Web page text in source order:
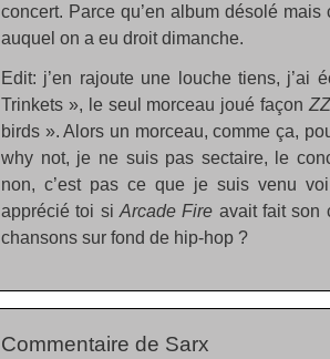
concert. Parce qu’en album désolé mais
auquel on a eu droit dimanche.
Edit: j’en rajoute une louche tiens, j’ai
Trinkets », le seul morceau joué façon
birds ». Alors un morceau, comme ça,
why not, je ne suis pas sectaire, le
non, c’est pas ce que je suis venu
apprécié toi si Arcade Fire avait fait son
chansons sur fond de hip-hop ?
Commentaire de Sarx